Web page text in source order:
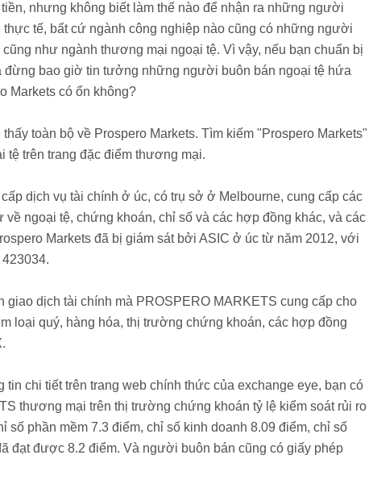
nhưng không biết làm thế nào để nhận ra những người
thực tế, bất cứ ngành công nghiệp nào cũng có những người
như ngành thương mại ngoại tệ. Vì vậy, nếu bạn chuẩn bị
đừng bao giờ tin tưởng những người buôn bán ngoại tệ hứa
Markets có ổn không?
toàn bộ về Prospero Markets. Tìm kiếm "Prospero Markets"
tệ trên trang đặc điểm thương mại.
dịch vụ tài chính ở úc, có trụ sở ở Melbourne, cung cấp các
ngoại tệ, chứng khoán, chỉ số và các hợp đồng khác, và các
Markets đã bị giám sát bởi ASIC ở úc từ năm 2012, với
giao dịch tài chính mà PROSPERO MARKETS cung cấp cho
loại quý, hàng hóa, thị trường chứng khoán, các hợp đồng
tin chi tiết trên trang web chính thức của exchange eye, bạn có
thương mại trên thị trường chứng khoán tỷ lệ kiểm soát rủi ro
số phần mềm 7.3 điểm, chỉ số kinh doanh 8.09 điểm, chỉ số
đạt được 8.2 điểm. Và người buôn bán cũng có giấy phép